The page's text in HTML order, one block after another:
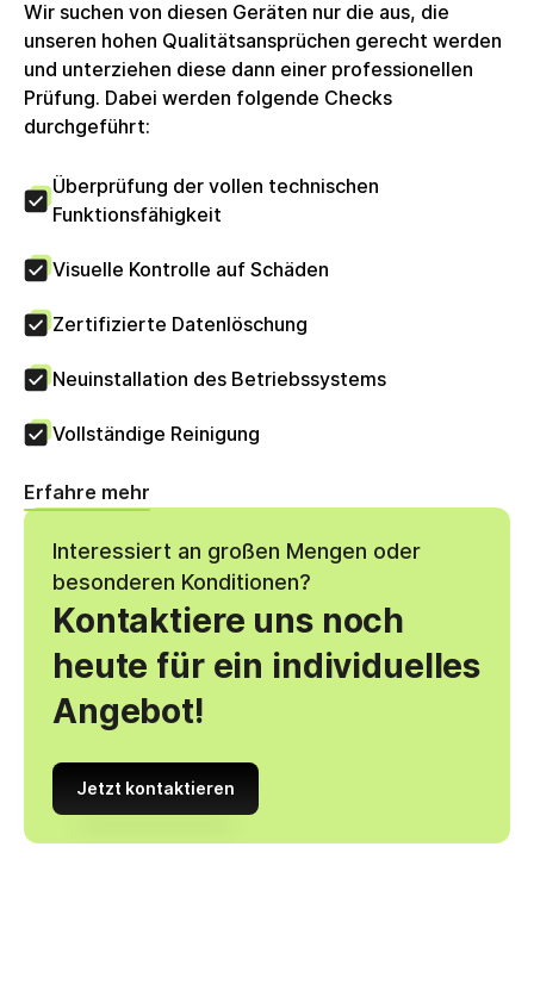
Rechnung wird mit voller ausgewiesener
Umsatzsteuer erstellt, welche Unternehmenskunden
zum Vorsteuerabzug berechtigt. Die circulee GmbH
nutzt keine Differenzbesteuerung.
Wir suchen von diesen Geräten nur die aus, die
unseren hohen Qualitätsansprüchen gerecht werden
und unterziehen diese dann einer professionellen
Prüfung. Dabei werden folgende Checks
durchgeführt:
Überprüfung der vollen technischen
Funktionsfähigkeit
Visuelle Kontrolle auf Schäden
Zertifizierte Datenlöschung
Neuinstallation des Betriebssystems
Vollständige Reinigung
Erfahre mehr
Interessiert an großen Mengen oder
besonderen Konditionen?
Kontaktiere uns noch
heute für ein individuelles
Angebot!
Jetzt kontaktieren